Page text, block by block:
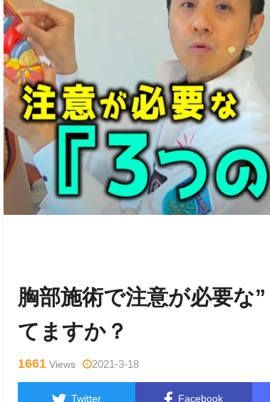
胸部施術で注意が必要な
てますか？
1661 Views 2021-3-18
Twitter Facebook